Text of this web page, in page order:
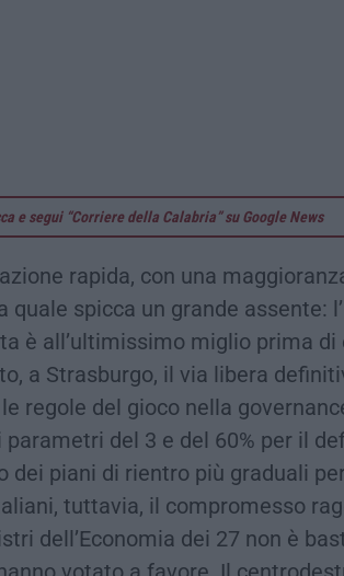
e segui “Corriere della Calabria” su Google News
rapida, con una
quale spicca un grande assente:
è all’ultimissimo miglio prima di
a Strasburgo, il via libera
regole del gioco nella
parametri del 3 e del 60% per il
dei piani di rientro più graduali
tuttavia, il compromesso
dell’Economia dei 27 non è